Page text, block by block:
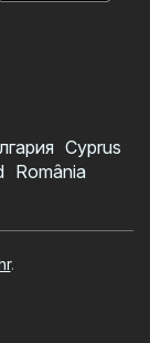
Cyprus
România
.